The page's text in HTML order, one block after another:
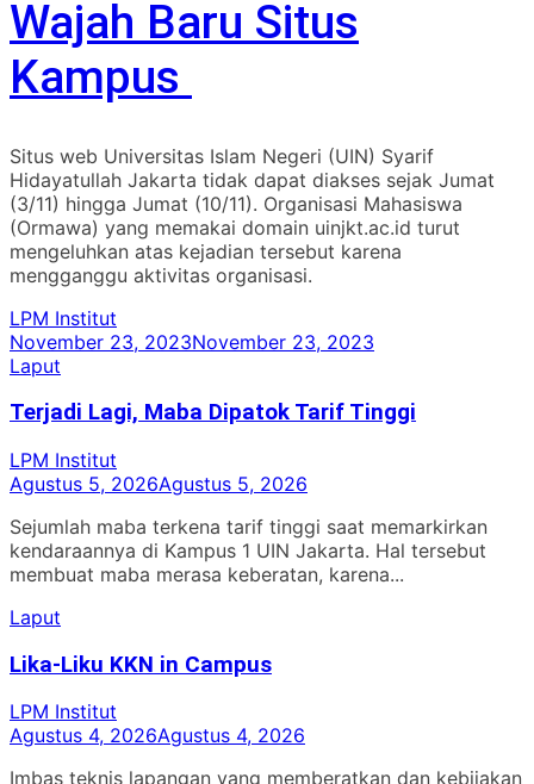
Wajah Baru Situs
Kampus
Situs web Universitas Islam Negeri (UIN) Syarif
Hidayatullah Jakarta tidak dapat diakses sejak Jumat
(3/11) hingga Jumat (10/11). Organisasi Mahasiswa
(Ormawa) yang memakai domain uinjkt.ac.id turut
mengeluhkan atas kejadian tersebut karena
mengganggu aktivitas organisasi.
LPM Institut
November 23, 2023November 23, 2023
Laput
Terjadi Lagi, Maba Dipatok Tarif Tinggi
LPM Institut
Agustus 5, 2026Agustus 5, 2026
Sejumlah maba terkena tarif tinggi saat memarkirkan
kendaraannya di Kampus 1 UIN Jakarta. Hal tersebut
membuat maba merasa keberatan, karena...
Laput
Lika-Liku KKN in Campus
LPM Institut
Agustus 4, 2026Agustus 4, 2026
Imbas teknis lapangan yang memberatkan dan kebijakan